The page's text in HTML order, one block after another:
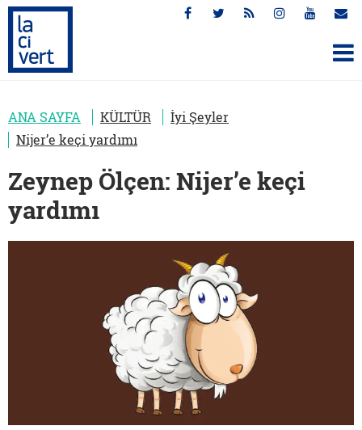
ANA SAYFA KÜLTÜR
İyi Şeyler
Nijer’e keçi yardımı
Zeynep Ölçen: Nijer’e keçi
yardımı